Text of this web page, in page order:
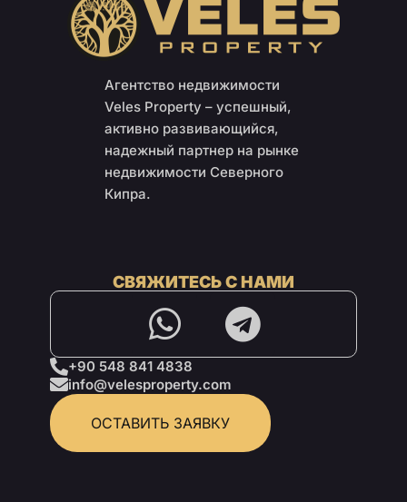
Агентство недвижимости
Veles Property – успешный,
активно развивающийся,
надежный партнер на рынке
недвижимости Северного
Кипра.
СВЯЖИТЕСЬ С НАМИ
+90 548 841 4838
info@velesproperty.com
ОСТАВИТЬ ЗАЯВКУ